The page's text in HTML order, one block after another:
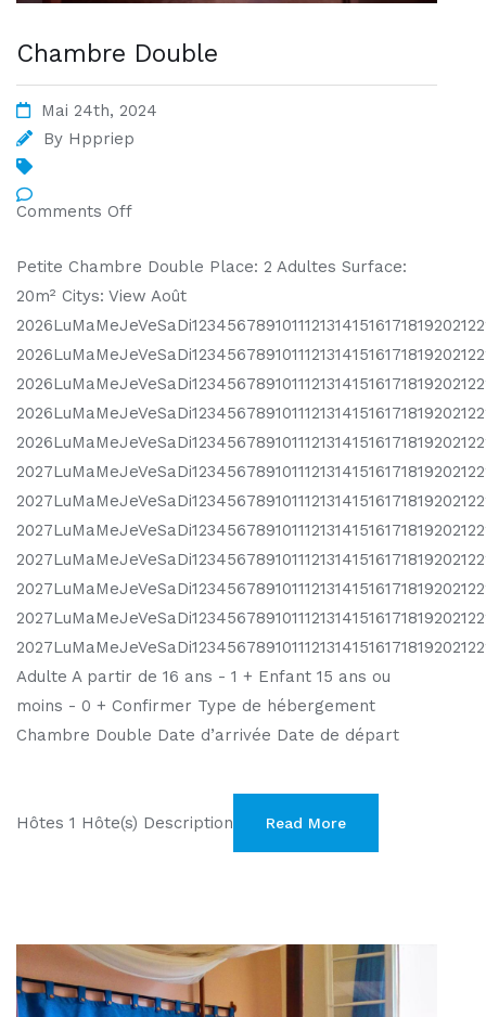
Chambre Double
Mai 24th, 2024
By Hppriep
Comments Off
Petite Chambre Double Place: 2 Adultes Surface:
20m² Citys: View Août
Adulte A partir de 16 ans - 1 + Enfant 15 ans ou
moins - 0 + Confirmer Type de hébergement
Chambre Double Date d’arrivée Date de départ
Hôtes 1 Hôte(s) Description Read More